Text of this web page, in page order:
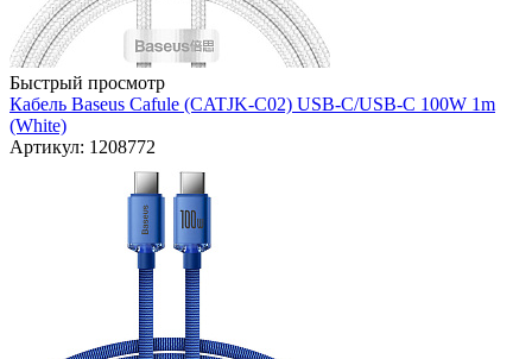
Быстрый просмотр
Кабель Baseus Cafule (CATJK-C02) USB-C/USB-C 100W 1m
(White)
Артикул: 1208772